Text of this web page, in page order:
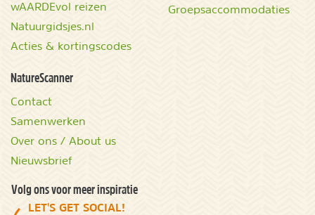
wAARDEvol reizen
Natuurgidsjes.nl
Acties & kortingscodes
Groepsaccommodaties
NatureScanner
Contact
Samenwerken
Over ons / About us
Nieuwsbrief
Volg ons voor meer inspiratie
LET'S GET SOCIAL!